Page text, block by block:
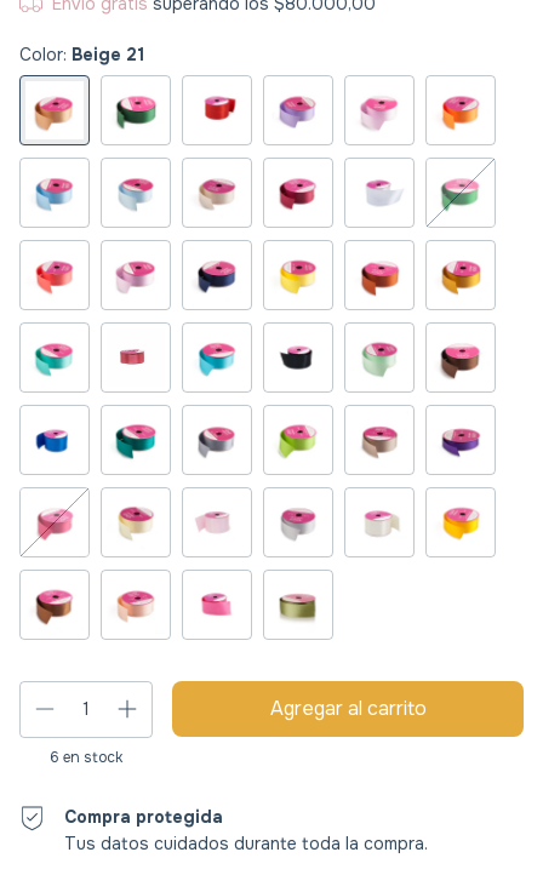
Color: Beige 21
6 en stock
Compra protegida
Tus datos cuidados durante toda la compra.